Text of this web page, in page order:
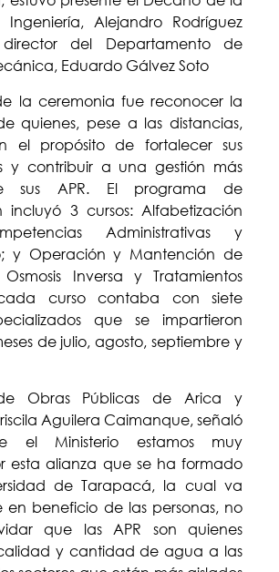
Alejandro Rodríguez
del Departamento de
Eduardo Gálvez Soto
la ceremonia fue reconocer la
quienes, pese a las distancias,
el propósito de fortalecer sus
y contribuir a una gestión más
sus APR. El programa de
incluyó 3 cursos: Alfabetización
Administrativas y
y Operación y Mantención de
Inversa y Tratamientos
curso contaba con siete
que se impartieron
de julio, agosto, septiembre y
Obras Públicas de Arica y
Aguilera Caimanque, señaló
el Ministerio estamos muy
esta alianza que se ha formado
de Tarapacá, la cual va
en beneficio de las personas, no
que las APR son quienes
y cantidad de agua a las